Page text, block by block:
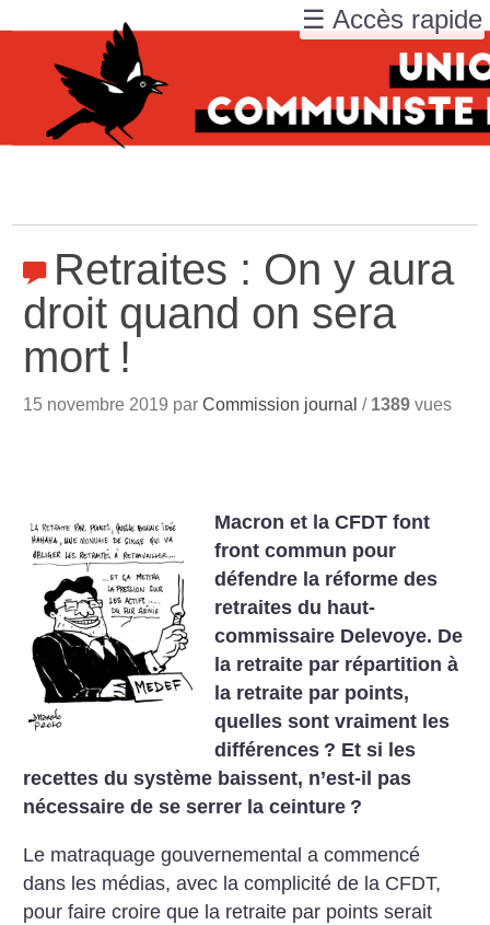
Retraites : On y aura
droit quand on sera
mort !
15 novembre 2019 parCommission journal / 1389 vues
Macron et la CFDT font
front commun pour
défendre la réforme des
retraites du haut-
commissaire Delevoye. De
la retraite par répartition à
la retraite par points,
quelles sont vraiment les
différences ? Et si les
recettes du système baissent, n’est-il pas
nécessaire de se serrer la ceinture ?
Le matraquage gouvernemental a commencé
dans les médias, avec la complicité de la CFDT,
pour faire croire que la retraite par points serait
☰ Accès rapide